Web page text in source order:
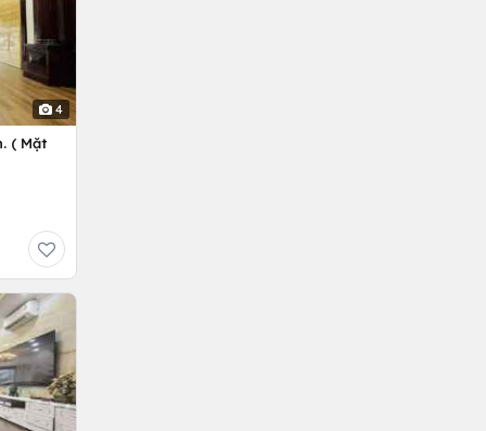
4
( Mặt